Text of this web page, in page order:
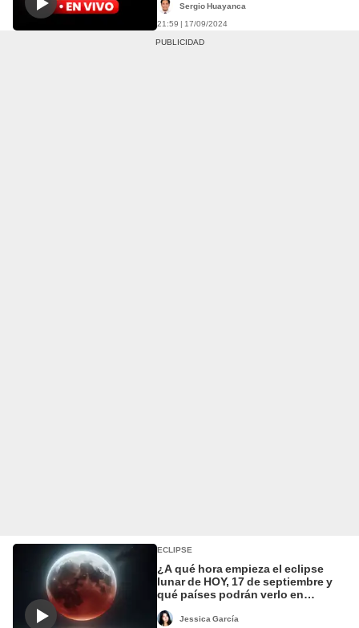
Sergio Huayanca
21:59 | 17/09/2024
ECLIPSE
¿A qué hora empieza el eclipse
lunar de HOY, 17 de septiembre y
qué países podrán verlo en
Jessica García